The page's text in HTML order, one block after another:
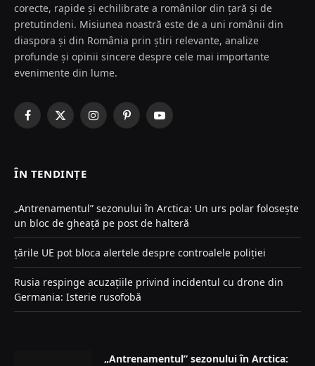
corecte, rapide și echilibrate a românilor din țară și de
pretutindeni. Misiunea noastră este de a uni românii din
diaspora și din România prin știri relevante, analize
profunde și opinii sincere despre cele mai importante
evenimente din lume.
Facebook
X
InstagramPinterestYouTube
ÎN TENDINȚE
„Antrenamentul” sezonului în Arctica: Un urs polar folosește
un bloc de gheață pe post de halteră
țările UE pot bloca alertele despre controalele poliției
Rusia respinge acuzațiile privind incidentul cu drone din
Germania: Isterie rusofobă
„Antrenamentul” sezonului în Arctica: